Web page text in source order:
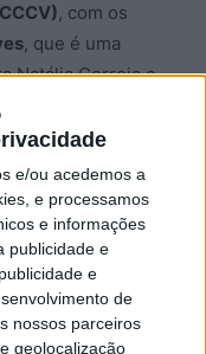
e/ou acedemos a
e processamos
e informações
publicidade e
e
de
nossos parceiros
geolocalização
, com os
, que é uma
Natália Correia e
marcará
Pedro Nogueira,
exibido ‘Villetta
italianoKarma